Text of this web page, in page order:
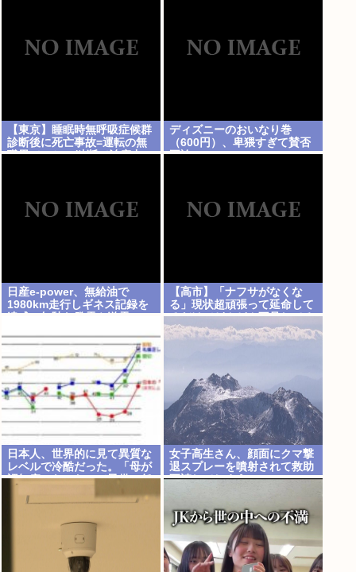
【東京】睡眠時無呼吸症候群
診断後に死亡事故=運転の無
職男（34）、独断で治療中
ディズニーのおいなり巻
（600円）、卑猥すぎて賛否
両論www
日産e-power、無給油で
1980km走行しギネス記録を
【高市】「ナフサがなくな
る」現状超頑張って延命して
るだけでどんどん不足してる
状況は改善してないのにもう
ナフサあることになった理由
日本人、世界的に見て異質な
レベルで冷酷だった。「母が
認知症になったので子供に任
せ家を出ていく等」
女子高生さん、顔面にクマ撃
退スプレーを噴射されて救助
要請してしまう